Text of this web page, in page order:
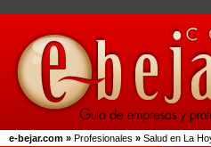
e-bejar.com » Profesionales » Salud en La